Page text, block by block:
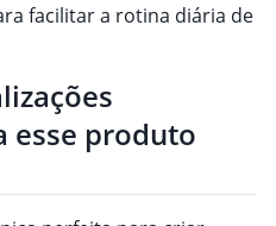
facilitar a rotina diária de
esse produto